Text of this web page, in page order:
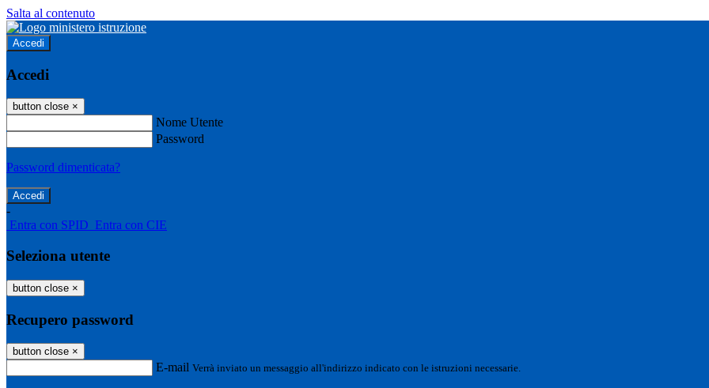
Salta al contenuto
Accedi
Accedi
button close ×
Nome Utente
Password
Password dimenticata?
-
Entra con SPID Entra con CIE
Seleziona utente
button close ×
Recupero password
button close ×
E-mail Verrà inviato un messaggio all'indirizzo indicato con le istruzioni necessarie.